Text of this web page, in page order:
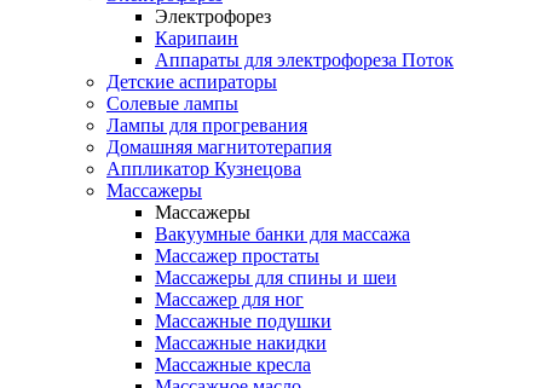
Электрофорез
Карипаин
Аппараты для электрофореза Поток
Детские аспираторы
Солевые лампы
Лампы для прогревания
Домашняя магнитотерапия
Аппликатор Кузнецова
Массажеры
Массажеры
Вакуумные банки для массажа
Массажер простаты
Массажеры для спины и шеи
Массажер для ног
Массажные подушки
Массажные накидки
Массажные кресла